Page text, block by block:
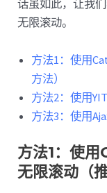
话虽如此，让我
无限滚动。
方法1：使用
方法）
方法2：使用
方法3：使用
方法1：使
无限滚动（